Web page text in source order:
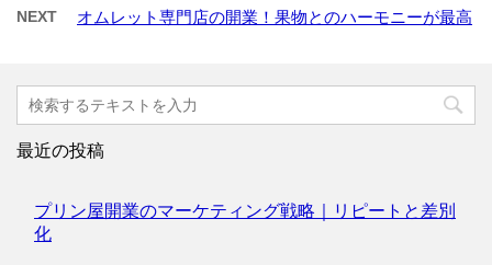
NEXT オムレット専門店の開業！果物とのハーモニーが最高
最近の投稿
プリン屋開業のマーケティング戦略｜リピートと差別
化